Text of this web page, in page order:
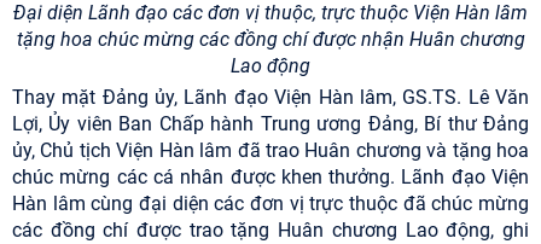
Đại diện Lãnh đạo các đơn vị thuộc, trực thuộc Viện Hàn lâm
tặng hoa chúc mừng các đồng chí được nhận Huân chương
Lao động
Thay mặt Đảng ủy, Lãnh đạo Viện Hàn lâm, GS.TS. Lê Văn
Lợi, Ủy viên Ban Chấp hành Trung ương Đảng, Bí thư Đảng
ủy, Chủ tịch Viện Hàn lâm đã trao Huân chương và tặng hoa
chúc mừng các cá nhân được khen thưởng. Lãnh đạo Viện
Hàn lâm cùng đại diện các đơn vị trực thuộc đã chúc mừng
các đồng chí được trao tặng Huân chương Lao động, ghi